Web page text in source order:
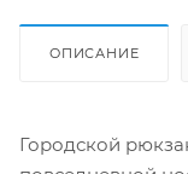
ОПИСАНИЕ
Городской